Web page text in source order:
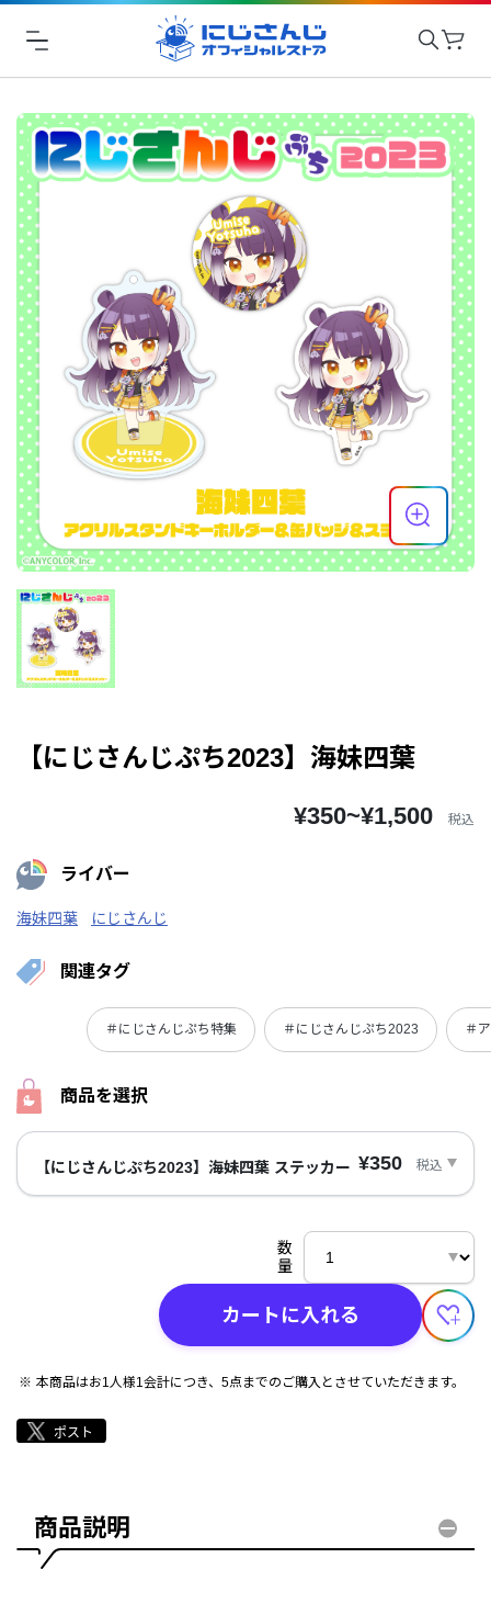
【にじさんじぷち2023】海妹四葉
¥350~¥1,500 税込
ライバー
海妹四葉 にじさんじ
関連タグ
＃にじさんじぷち特集 ＃にじさんじぷち2023 ＃
商品を選択
【にじさんじぷち2023】海妹四葉 ステッカー ¥350 税込
数
量
カートに入れる
本商品はお1人様1会計につき、5点までのご購入とさせていただきます。
商品説明